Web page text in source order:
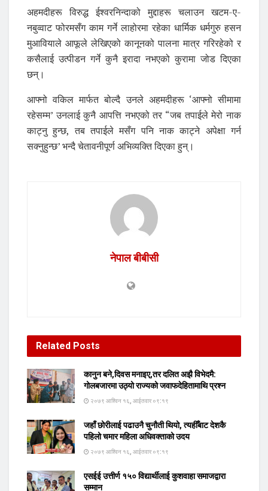
अहमदीहरू विरुद्ध ईश्वरनिन्दाको मुद्दाहरू चलाउन खटम-ए-
नबुव्वाट फोरमसँग काम गर्ने लाहोरमा रहेका धार्मिक धर्मगुरु हसन
मुआवियाले आफूले लेखिएको कानूनको पालना मात्र गरिरहेको र
कसैलाई उत्पीडन गर्ने कुनै इरादा नभएको कुरामा जोड दिएका
छन्।
आफ्नो वकिल मार्फत बोल्दै उनले अहमदीहरू ‘आफ्नो सीमामा
रहेसम्म’ उनलाई कुनै आपत्ति नभएको तर “जब तपाईले मेरो नाक
काट्नु हुन्छ, तब तपाईले मसँग पनि नाक काट्ने अपेक्षा गर्न
सक्नुहुन्छ’ भन्दै चेतावनीपूर्ण अभिव्यक्ति दिएका हुन्।
नेपाल बीबीसी
Related Posts
कानुन बने,दिवस मनाइए,तर दलित अझै विभेदमै:
गोलबजारमा उठ्यो राज्यको जवाफदेहितामाथि प्रश्न
२०७९ आश्विन १६, आईतवार ०९:१९
जहाँ छोरीलाई पढाउनै चुनौती थियो, त्यहीँबाट देशकै
पहिलो चमार महिला अधिवक्ताको उदय
२०७९ आश्विन १६, आईतवार ०९:१९
एसईई उत्तीर्ण १५० विद्यार्थीलाई कुशवाहा समाजद्वारा
सम्मान